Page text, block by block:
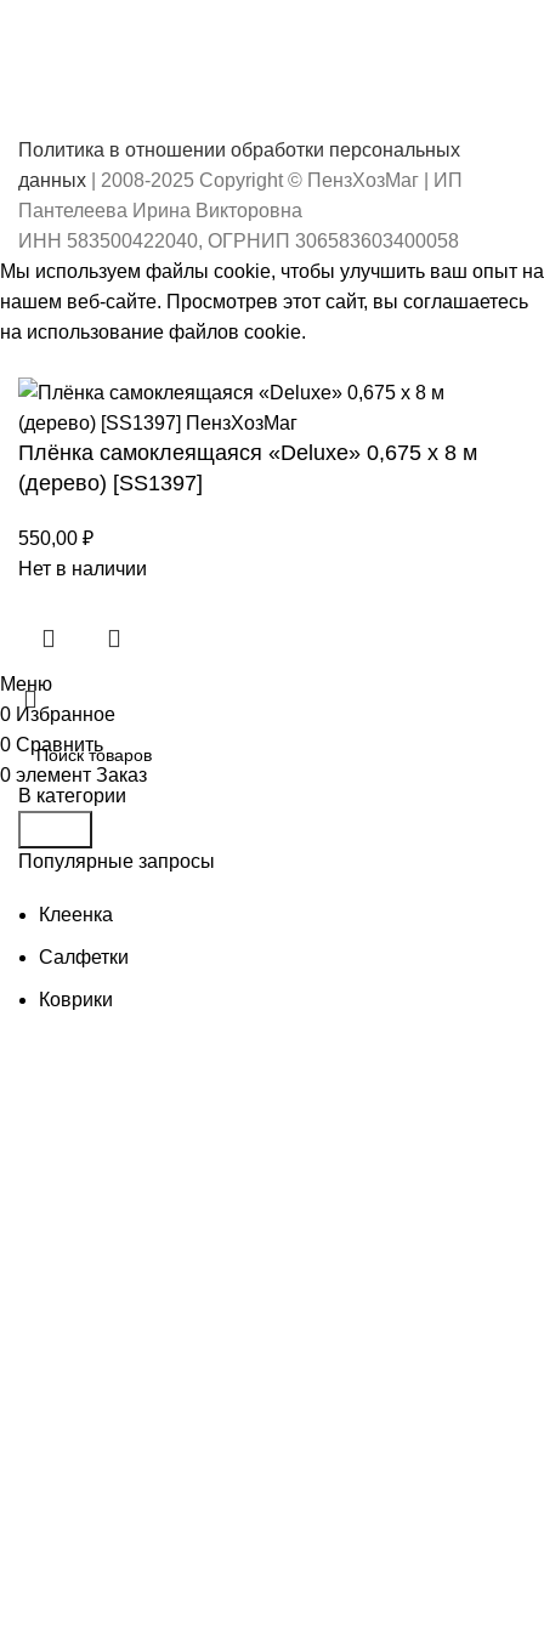
Политика в отношении обработки персональных
данных | 2008-2025 Copyright © ПензХозМаг | ИП
Пантелеева Ирина Викторовна
ИНН 583500422040, ОГРНИП 306583603400058
Мы используем файлы cookie, чтобы улучшить ваш опыт на
нашем веб-сайте. Просмотрев этот сайт, вы соглашаетесь
на использование файлов cookie.
Плёнка самоклеящаяся «Deluxe» 0,675 х 8 м
(дерево) [SS1397]
550,00 ₽
Нет в наличии
В категории
Популярные запросы
Клеенка
Салфетки
Коврики
Меню
0 Избранное
0 Сравнить
0 элемент Заказ